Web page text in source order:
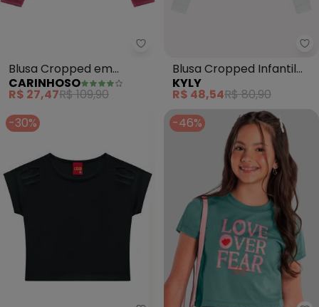
Carinhoso - Blusa Cropped em
Blusa Cropped em
Cotelê Menina (Rosa)
CARINHOSO
R$ 27,47R$ 109,90
Blusa Cropped Infantil
Menina Estampa (Cinza)
KYLY
R$ 48,54R$ 80,90
-30%
-46%